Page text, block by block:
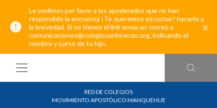
Le pedimos por favor a los apoderados que no han
respondido la encuesta ¡Te queremos escuchar! hacerlo a
la brevedad. Si no tienes el link envía un correo a
comunicaciones@colegiosanlorenzo.org, indicando el
nombre y curso de tu hijo.
×
RED DE COLEGIOS
MOVIMIENTO APOSTÓLICO MANQUEHUE